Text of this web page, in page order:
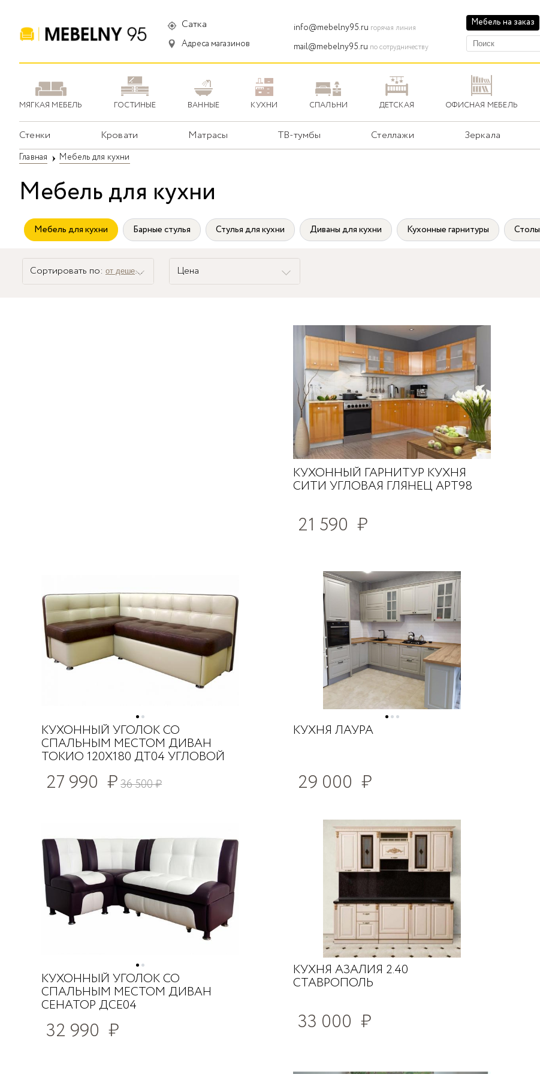
Сатка
Адреса магазинов
info@mebelny95.ru горячая линия
mail@mebelny95.ru по сотрудничеству
Мебель на заказ
МЯГКАЯ МЕБЕЛЬ ГОСТИНЫЕ ВАННЫЕ КУХНИ СПАЛЬНИ ДЕТСКАЯ ОФИСНАЯ МЕБЕЛЬ
Стенки Кровати Матрасы ТВ-тумбы Стеллажи Зеркала
Главная Мебель для кухни
Мебель для кухни
Мебель для кухни Барные стулья Стулья для кухни Диваны для кухни Кухонные гарнитуры Столы
Сортировать по: от дешевых к дорогим Цена
КУХОННЫЙ ГАРНИТУР КУХНЯ
СИТИ УГЛОВАЯ ГЛЯНЕЦ АРТ98
21 590 ₽
КУХОННЫЙ УГОЛОК СО
СПАЛЬНЫМ МЕСТОМ ДИВАН
ТОКИО 120Х180 ДТ04 УГЛОВОЙ
27 990 ₽36 500₽
КУХНЯ ЛАУРА
29 000 ₽
КУХОННЫЙ УГОЛОК СО
СПАЛЬНЫМ МЕСТОМ ДИВАН
СЕНАТОР ДСЕ04
32 990 ₽
КУХНЯ АЗАЛИЯ 2.40
СТАВРОПОЛЬ
33 000 ₽